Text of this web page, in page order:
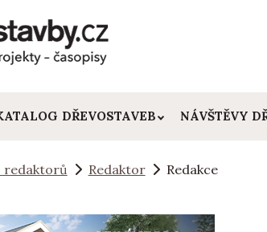
DŘEVOSTAVEB NÁVŠTĚVY
redaktorů Redaktor Redakce